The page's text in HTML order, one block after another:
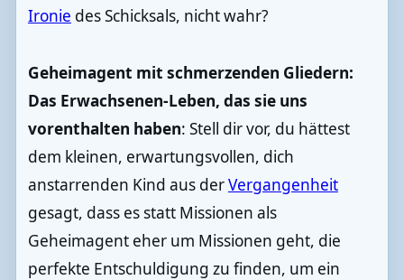
Ironie des Schicksals, nicht wahr?
Geheimagent mit schmerzenden Gliedern:
Das Erwachsenen-Leben, das sie uns
vorenthalten haben: Stell dir vor, du hättest
dem kleinen, erwartungsvollen, dich
anstarrenden Kind aus derVergangenheit
gesagt, dass es statt Missionen als
Geheimagent eher um Missionen geht, die
perfekte Entschuldigung zu finden, um ein